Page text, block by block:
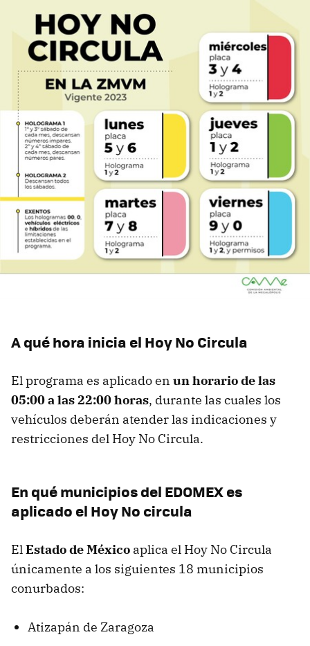
A qué hora inicia el Hoy No Circula
El programa es aplicado en un horario de las
05:00 a las 22:00 horas, durante las cuales los
vehículos deberán atender las indicaciones y
restricciones del Hoy No Circula.
En qué municipios del EDOMEX es
aplicado el Hoy No circula
ElEstado de México aplica el Hoy No Circula
únicamente a los siguientes 18 municipios
conurbados:
Atizapán de Zaragoza